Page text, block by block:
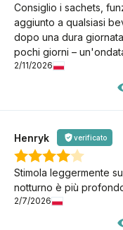
Consiglio i sachets,
aggiunto a qualsiasi
dopo una dura
pochi giorni –
2/11/2026
Henryk verificato
Stimola leggermente
notturno è più
2/7/2026